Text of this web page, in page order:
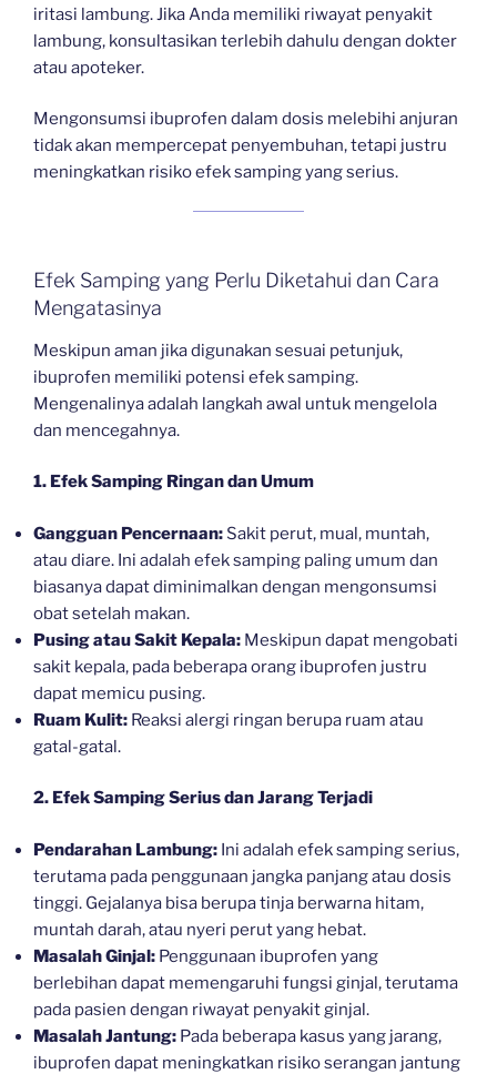
iritasi lambung. Jika Anda memiliki riwayat penyakit
lambung, konsultasikan terlebih dahulu dengan dokter
atau apoteker.
Mengonsumsi ibuprofen dalam dosis melebihi anjuran
tidak akan mempercepat penyembuhan, tetapi justru
meningkatkan risiko efek samping yang serius.
Efek Samping yang Perlu Diketahui dan Cara
Mengatasinya
Meskipun aman jika digunakan sesuai petunjuk,
ibuprofen memiliki potensi efek samping.
Mengenalinya adalah langkah awal untuk mengelola
dan mencegahnya.
1. Efek Samping Ringan dan Umum
Gangguan Pencernaan: Sakit perut, mual, muntah,
atau diare. Ini adalah efek samping paling umum dan
biasanya dapat diminimalkan dengan mengonsumsi
obat setelah makan.
Pusing atau Sakit Kepala: Meskipun dapat mengobati
sakit kepala, pada beberapa orang ibuprofen justru
dapat memicu pusing.
Ruam Kulit: Reaksi alergi ringan berupa ruam atau
gatal-gatal.
2. Efek Samping Serius dan Jarang Terjadi
Pendarahan Lambung: Ini adalah efek samping serius,
terutama pada penggunaan jangka panjang atau dosis
tinggi. Gejalanya bisa berupa tinja berwarna hitam,
muntah darah, atau nyeri perut yang hebat.
Masalah Ginjal: Penggunaan ibuprofen yang
berlebihan dapat memengaruhi fungsi ginjal, terutama
pada pasien dengan riwayat penyakit ginjal.
Masalah Jantung: Pada beberapa kasus yang jarang,
ibuprofen dapat meningkatkan risiko serangan jantung